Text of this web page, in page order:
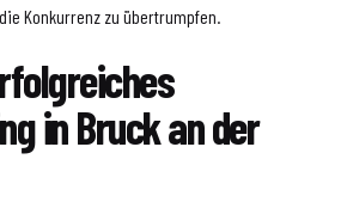
Konkurrenz zu übertrumpfen.
in Bruck an der